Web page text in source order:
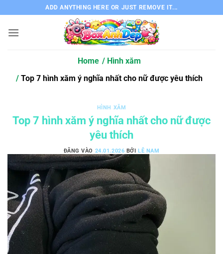
qua
nội
ADD ANYTHING HERE OR JUST REMOVE IT...
Home
Hình xăm
Top 7 hình xăm ý nghĩa nhất cho nữ được yêu thích
HÌNH XĂM
Top 7 hình xăm ý nghĩa nhất cho nữ được
yêu thích
ĐĂNG VÀO 24.01.2026 BỞILÊ NAM